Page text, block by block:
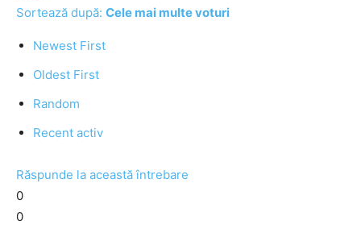
Sortează după: Cele mai multe voturi
Newest First
Oldest First
Random
Recent activ
Răspunde la această întrebare
0
0